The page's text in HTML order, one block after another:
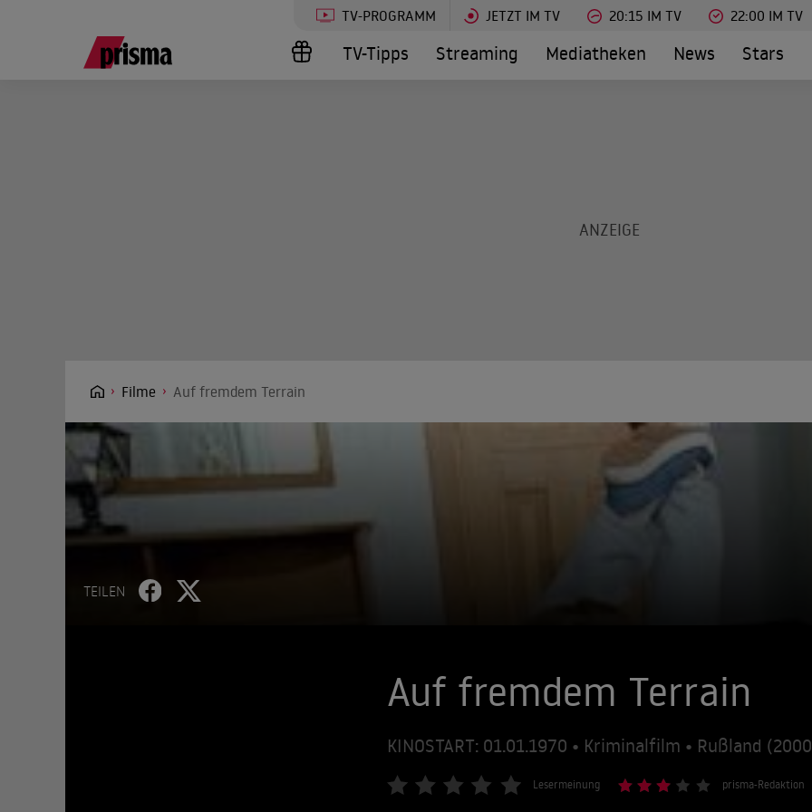
TV-PROGRAMM JETZT IM TV 20:15 IM TV 22:00 IM TV
TV-Tipps Streaming Mediatheken News Stars
Filme Auf fremdem Terrain
TEILEN
Auf fremdem Terrain
KINOSTART: 01.01.1970 • Kriminalfilm • Rußland
Lesermeinung prisma-Redaktion